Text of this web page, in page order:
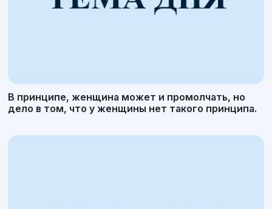
В принципе, женщина может и промолчать, но
дело в том, что у женщины нет такого принципа.